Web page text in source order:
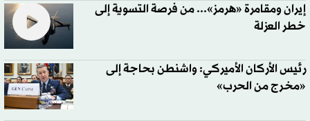
إيران ومقامرة «هرمز»... من فرصة التسوية إلى
خطر العزلة
رئيس الأركان الأميركي: واشنطن بحاجة إلى
«مخرج من الحرب»